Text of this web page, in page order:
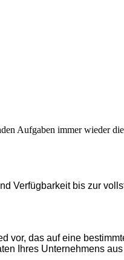
Aufgaben immer wieder
Verfügbarkeit bis zur
vor, das auf eine
Ihres Unternehmens